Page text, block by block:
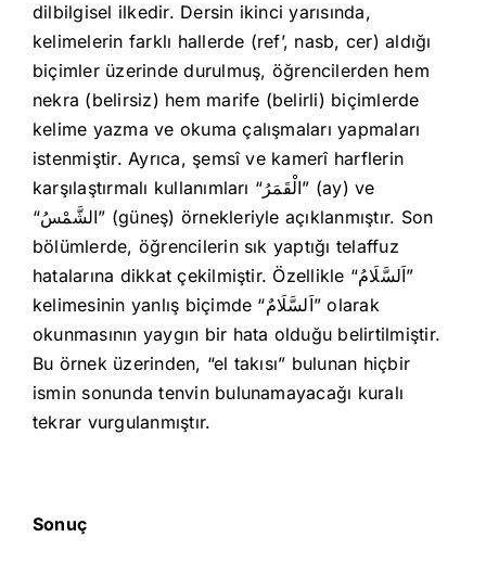
dilbilgisel ilkedir. Dersin ikinci yarısında,
kelimelerin farklı hallerde (ref’, nasb, cer) aldığı
biçimler üzerinde durulmuş, öğrencilerden hem
nekra (belirsiz) hem marife (belirli) biçimlerde
kelime yazma ve okuma çalışmaları yapmaları
istenmiştir. Ayrıca, şemsî ve kamerî harflerin
karşılaştırmalı kullanımları “الْقَمَرُ” (ay) ve
“الشَّمْسُ” (güneş) örnekleriyle açıklanmıştır. Son
bölümlerde, öğrencilerin sık yaptığı telaffuz
hatalarına dikkat çekilmiştir. Özellikle “اَلسَّلَامُ”
kelimesinin yanlış biçimde “اَلسَّلَامٌ” olarak
okunmasının yaygın bir hata olduğu belirtilmiştir.
Bu örnek üzerinden, “el takısı” bulunan hiçbir
ismin sonunda tenvin bulunamayacağı kuralı
tekrar vurgulanmıştır.
Sonuç